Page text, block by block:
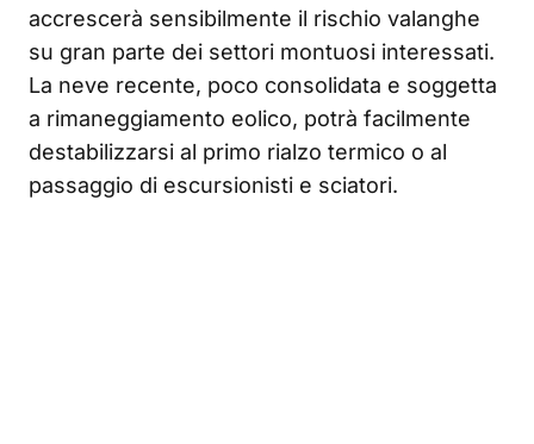
accrescerà sensibilmente il rischio valanghe
su gran parte dei settori montuosi interessati.
La neve recente, poco consolidata e soggetta
a rimaneggiamento eolico, potrà facilmente
destabilizzarsi al primo rialzo termico o al
passaggio di escursionisti e sciatori.